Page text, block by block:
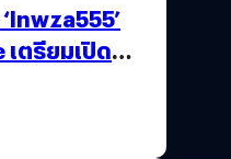
เตรียมเปิด